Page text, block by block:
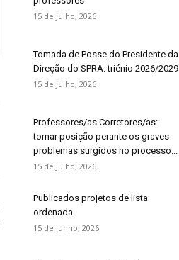
15 de Julho, 2026
Tomada de Posse do Presidente da
Direção do SPRA: triénio 2026/2029
15 de Julho, 2026
Professores/as Corretores/as:
tomar posição perante os graves
problemas surgidos no processo...
15 de Julho, 2026
Publicados projetos de lista
ordenada
15 de Junho, 2026